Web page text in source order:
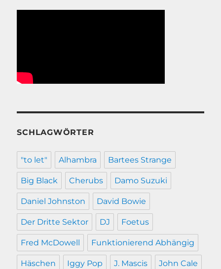
SCHLAGWÖRTER
"to let" Alhambra Bartees Strange
Big Black Cherubs Damo Suzuki
Daniel Johnston David Bowie
Der Dritte Sektor DJ Foetus
Fred McDowell Funktionierend Abhängig
Häschen Iggy Pop J. Mascis John Cale